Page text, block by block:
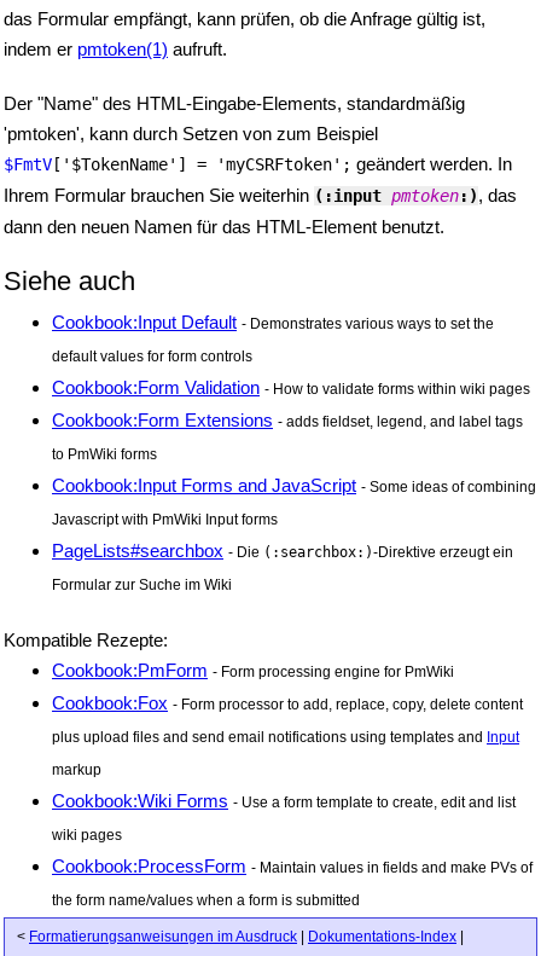
das Formular empfängt, kann prüfen, ob die Anfrage gültig ist,
indem er pmtoken(1) aufruft.
Der "Name" des HTML-Eingabe-Elements, standardmäßig
'pmtoken', kann durch Setzen von zum Beispiel
$FmtV [' $TokenName'] = 'myCSRFtoken'; geändert werden. In
Ihrem Formular brauchen Sie weiterhin (:input pmtoken:), das
dann den neuen Namen für das HTML-Element benutzt.
Siehe auch
Cookbook:Input Default - Demonstrates various ways to set the
default values for form controls
Cookbook:Form Validation - How to validate forms within wiki pages
Cookbook:Form Extensions - adds fieldset, legend, and label tags
to PmWiki forms
Cookbook:Input Forms and JavaScript - Some ideas of combining
Javascript with PmWiki Input forms
PageLists#searchbox - Die (:searchbox:)-Direktive erzeugt ein
Formular zur Suche im Wiki
Kompatible Rezepte:
Cookbook:PmForm - Form processing engine for PmWiki
Cookbook:Fox - Form processor to add, replace, copy, delete content
plus upload files and send email notifications using templates and Input
markup
Cookbook:Wiki Forms - Use a form template to create, edit and list
wiki pages
Cookbook:ProcessForm - Maintain values in fields and make PVs of
the form name/values when a form is submitted
< Formatierungsanweisungen im Ausdruck | Dokumentations-Index |